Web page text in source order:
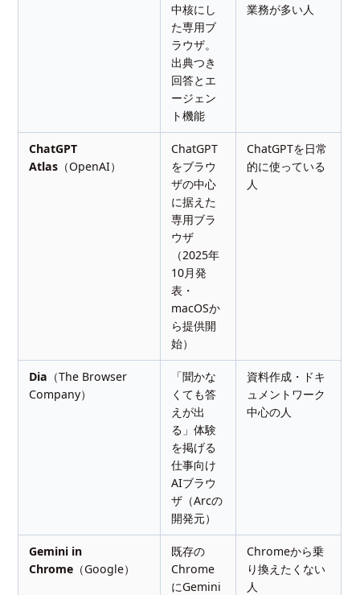
中核にし
た専用ブ
ラウザ。
出典つき
回答とエ
ージェン
ト機能
業務が多い人
ChatGPT
Atlas （OpenAI）
ChatGPT
をブラウ
ザの中心
に据えた
専用ブラ
ウザ
（2025年
10月発
表・
macOSか
ら提供開
始）
ChatGPTを日常
的に使っている
人
Dia （The Browser
Company）
「聞かな
くても答
えが出
る」体験
を掲げる
仕事向け
AIブラウ
ザ（Arcの
開発元）
資料作成・ドキ
ュメントワーク
中心の人
Gemini in
Chrome （Google）
既存の
Chrome
にGemini
Chromeから乗
り換えたくない
人